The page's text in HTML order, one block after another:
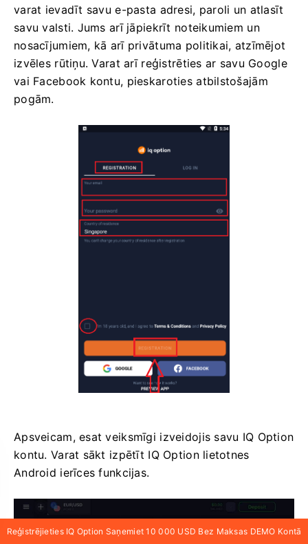
varat ievadīt savu e-pasta adresi, paroli un atlasīt
savu valsti. Jums arī jāpiekrīt noteikumiem un
nosacījumiem, kā arī privātuma politikai, atzīmējot
izvēles rūtiņu. Varat arī reģistrēties ar savu Google
vai Facebook kontu, pieskaroties atbilstošajām
pogām.
Apsveicam, esat veiksmīgi izveidojis savu IQ Option
kontu. Varat sākt izpētīt IQ Option lietotnes
Android ierīces funkcijas.
Reģistrējieties IQ Option Saņemiet 10 000 USD Bez Maksas DEMO Kontā